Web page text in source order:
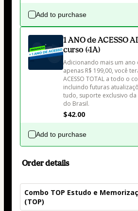
Add to purchase
1 ANO de ACESSO
curso (+1A)
Adicionando mais um ano
apenas R$ 199,00, você
ACESSO TOTAL a todo o
incluindo futuras
tudo, suporte exclusivo
do Brasil.
$42.00
Add to purchase
Order details
Combo TOP Estudo e
(TOP)